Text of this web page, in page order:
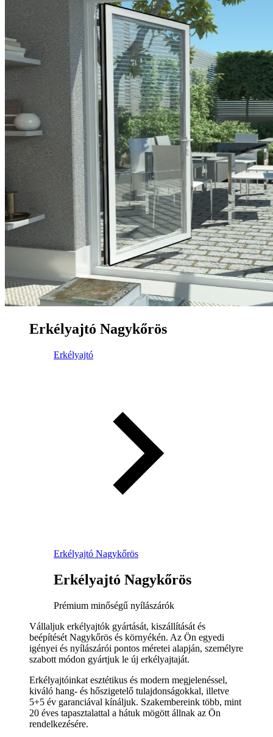
Erkélyajtó Nagykőrös
Erkélyajtó
Erkélyajtó Nagykőrös
Erkélyajtó Nagykőrös
Prémium minőségű nyílászárók
Vállaljuk erkélyajtók gyártását, kiszállítását és
beépítését Nagykőrös és környékén. Az Ön egyedi
igényei és nyílászárói pontos méretei alapján, személyre
szabott módon gyártjuk le új erkélyajtaját.
Erkélyajtóinkat esztétikus és modern megjelenéssel,
kiváló hang- és hőszigetelő tulajdonságokkal, illetve
5+5 év garanciával kínáljuk. Szakembereink több, mint
20 éves tapasztalattal a hátuk mögött állnak az Ön
rendelkezésére.